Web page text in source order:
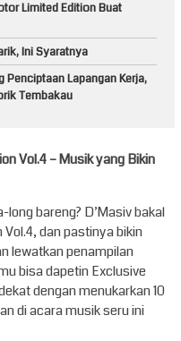
Limited Edition Buat
Ini Syaratnya
Lapangan Kerja,
Tembakau
Vol.4 – Musik yang Bikin
bareng? D’Masiv bakal
dan pastinya bikin
lewatkan penampilan
bisa dapetin Exclusive
dengan menukarkan 10
di acara musik seru ini